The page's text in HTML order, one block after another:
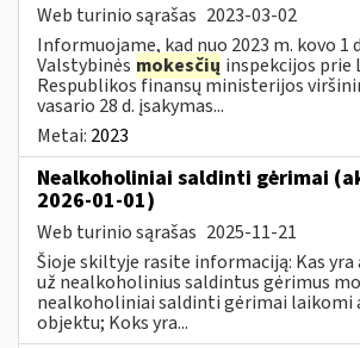
Web turinio sąrašas 2023-03-02
Informuojame, kad nuo 2023 m. kovo 1
Valstybinės mokesčių inspekcijos prie
Respublikos finansų ministerijos
vasario 28 d. įsakymas...
Metai: 2023
Nealkoholiniai saldinti gėrimai
2026-01-01)
Web turinio sąrašas 2025-11-21
Šioje skiltyje rasite informaciją: Kas yra
už nealkoholinius saldintus gėrimus
nealkoholiniai saldinti gėrimai laikomi
objektu; Koks yra...